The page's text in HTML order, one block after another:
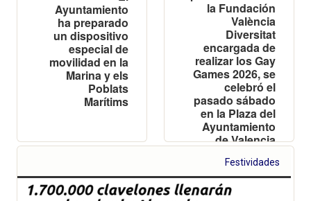
Ayuntamiento
ha preparado
un dispositivo
especial de
movilidad en la
Marina y els
Poblats
Marítims
la Fundación
València
Diversitat
encargada de
realizar los Gay
Games 2026, se
celebró el
pasado sábado
en la Plaza del
Ayuntamiento
de Valencia
Festividades